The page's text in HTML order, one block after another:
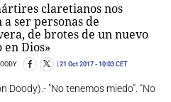
claretianos nos
ser personas de
de brotes de un nuevo
Dios»
21 Oct 2017 - 10:03 CET
Doody).- "No tenemos miedo". "No